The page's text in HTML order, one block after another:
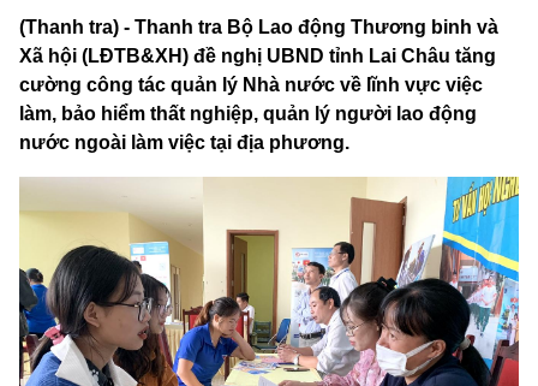
(Thanh tra) - Thanh tra Bộ Lao động Thương binh và
Xã hội (LĐTB&XH) đề nghị UBND tỉnh Lai Châu tăng
cường công tác quản lý Nhà nước về lĩnh vực việc
làm, bảo hiểm thất nghiệp, quản lý người lao động
nước ngoài làm việc tại địa phương.